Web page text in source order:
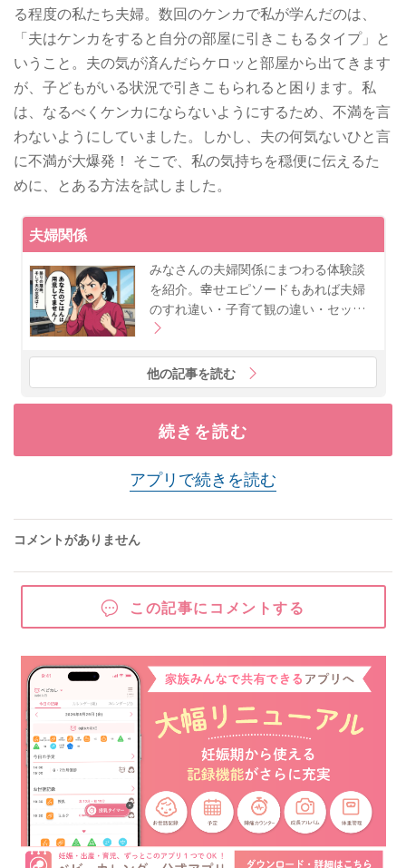
る程度の私たち夫婦。数回のケンカで私が学んだのは、
「夫はケンカをすると自分の部屋に引きこもるタイプ」と
いうこと。夫の気が済んだらケロッと部屋から出てきます
が、子どもがいる状況で引きこもられると困ります。私
は、なるべくケンカにならないようにするため、不満を言
わないようにしていました。しかし、夫の何気ないひと言
に不満が大爆発！ そこで、私の気持ちを穏便に伝えるた
めに、とある方法を試しました。
夫婦関係
みなさんの夫婦関係にまつわる体験談
を紹介。幸せエピソードもあれば夫婦
のすれ違い・子育て観の違い・セッ…
他の記事を読む
続きを読む
アプリで続きを読む
コメントがありません
この記事にコメントする